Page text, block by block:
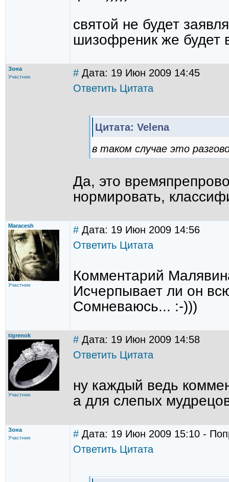
святой не будет
шизофреник же будет
Зона
Участник # Дата: 19 Июн 2009 14:45
Ответить Цитата
Цитата: Velena
в таком случае это
Да, это
нормировать,
Maracesh
Участник
# Дата: 19 Июн 2009 14:56
Ответить Цитата
Комментарий
Исчерпывает ли он
Сомневаюсь... :-)))
tigrenok
Участник
# Дата: 19 Июн 2009 14:58
Ответить Цитата
ну каждый ведь
а для слепых
Зона
Участник # Дата: 19 Июн 2009 15:10 -
Ответить Цитата